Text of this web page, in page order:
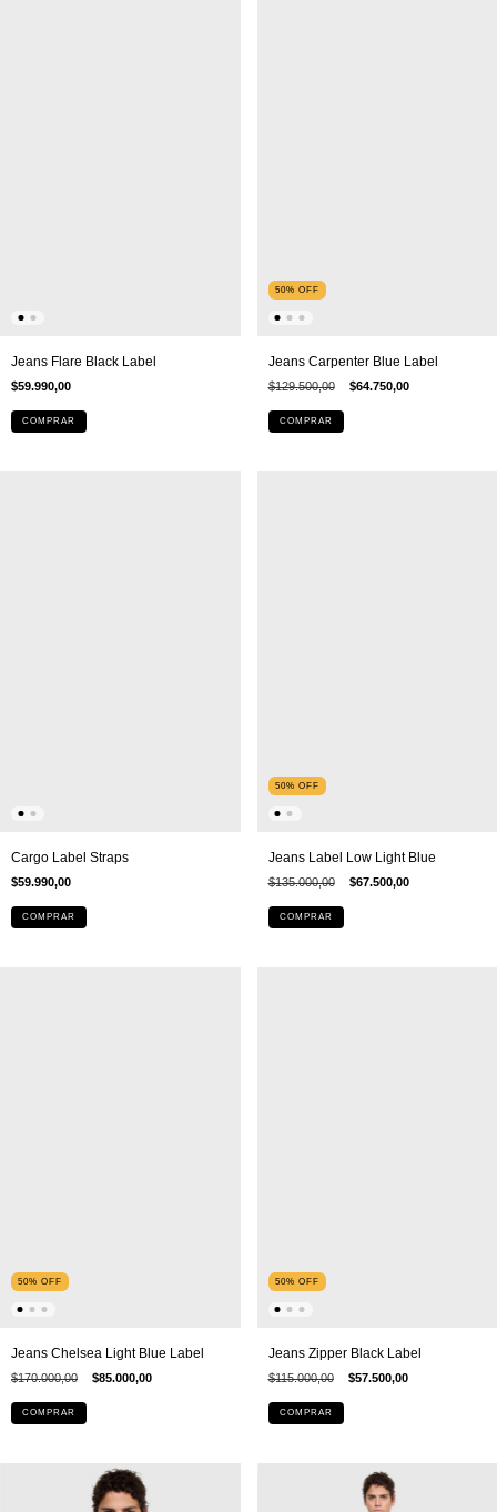
Jeans Flare Black Label
$59.990,00
COMPRAR
50% OFF
Jeans Carpenter Blue Label
$129.500,00 $64.750,00
COMPRAR
Cargo Label Straps
$59.990,00
COMPRAR
50% OFF
Jeans Label Low Light Blue
$135.000,00 $67.500,00
COMPRAR
50% OFF
Jeans Chelsea Light Blue Label
$170.000,00 $85.000,00
COMPRAR
50% OFF
Jeans Zipper Black Label
$115.000,00 $57.500,00
COMPRAR